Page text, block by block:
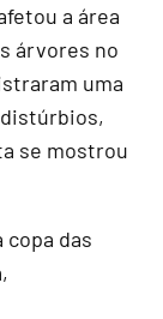
a área
árvores no
uma
se mostrou
das